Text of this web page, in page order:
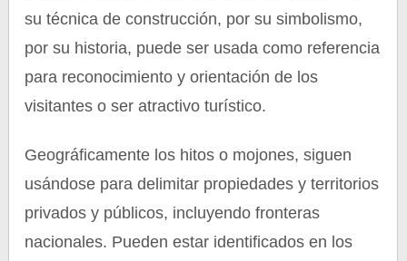
su técnica de construcción, por su simbolismo,
por su historia, puede ser usada como referencia
para reconocimiento y orientación de los
visitantes o ser atractivo turístico.
Geográficamente los hitos o mojones, siguen
usándose para delimitar propiedades y territorios
privados y públicos, incluyendo fronteras
nacionales. Pueden estar identificados en los